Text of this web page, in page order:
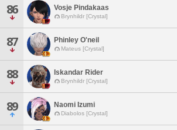
86 Vosje Pindakaas
Brynhildr [Crystal]
87 Phinley O'neil
Mateus [Crystal]
88 Iskandar Rider
Brynhildr [Crystal]
89 Naomi Izumi
Diabolos [Crystal]